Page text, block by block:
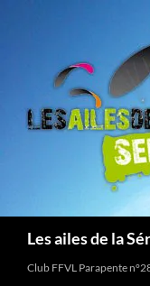
Les ailes de la
Club FFVL Parapente